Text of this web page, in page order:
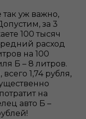
так уж важно,
за 3
100 тысяч
расход
на 100
Б – 8 литров.
1,74 рубля,
на
авто Б –